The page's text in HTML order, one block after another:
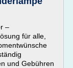
–
für alle,
und Gebühren